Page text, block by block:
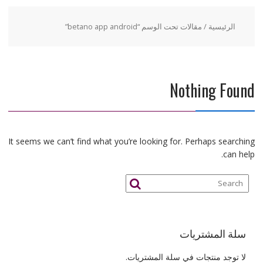
الرئيسية / مقالات تحت الوسم “betano app android”
Nothing Found
It seems we can’t find what you’re looking for. Perhaps searching
can help.
سلة المشتريات
لا توجد منتجات في سلة المشتريات.